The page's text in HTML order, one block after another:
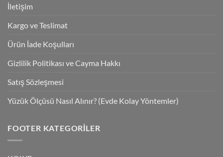
İletişim
Kargo ve Teslimat
Ürün İade Koşulları
Gizlilik Politikası ve Cayma Hakkı
Satış Sözleşmesi
Yüzük Ölçüsü Nasıl Alınır? (Evde Kolay Yöntemler)
FOOTER KATEGORILER